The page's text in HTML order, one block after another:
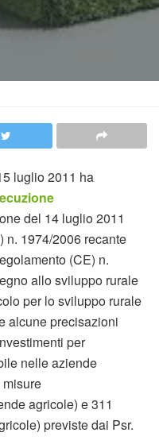
luglio 2011 ha
del 14 luglio 2011
n. 1974/2006 recante
(CE) n.
allo sviluppo rurale
per lo sviluppo rurale
alcune precisazioni
per
nelle aziende
agricole) e 311
previste dai Psr.